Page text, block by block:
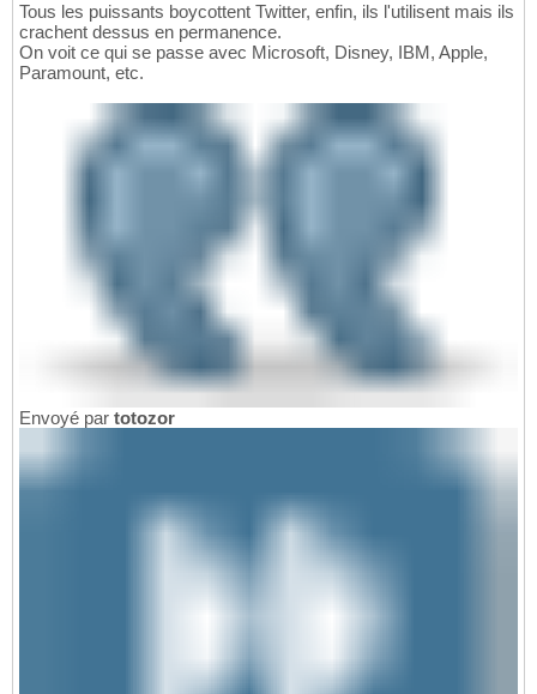
Tous les puissants boycottent Twitter, enfin, ils l'utilisent mais ils
crachent dessus en permanence.
On voit ce qui se passe avec Microsoft, Disney, IBM, Apple,
Paramount, etc.
Envoyé par totozor